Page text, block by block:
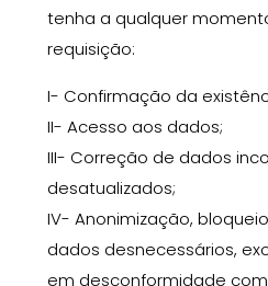
tenha a qualquer
requisição:
I- Confirmação da
II- Acesso aos dados;
III- Correção de dados
desatualizados;
IV- Anonimização,
dados desnecessários,
em desconformidade com